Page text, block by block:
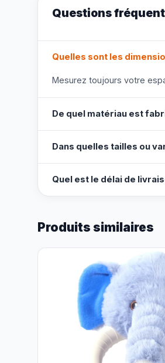
Questions
Quelles sont les
Mesurez toujours votre
De quel matériau est
Dans quelles tailles ou
Quel est le délai de
Produits similaires